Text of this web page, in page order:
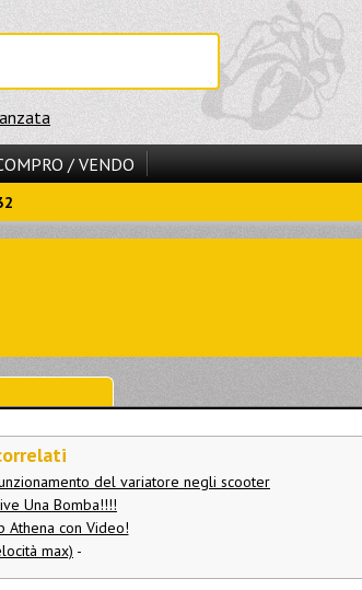
/ VENDO
del variatore negli scooter
Una Bomba!!!!
Athena con Video!
max) -